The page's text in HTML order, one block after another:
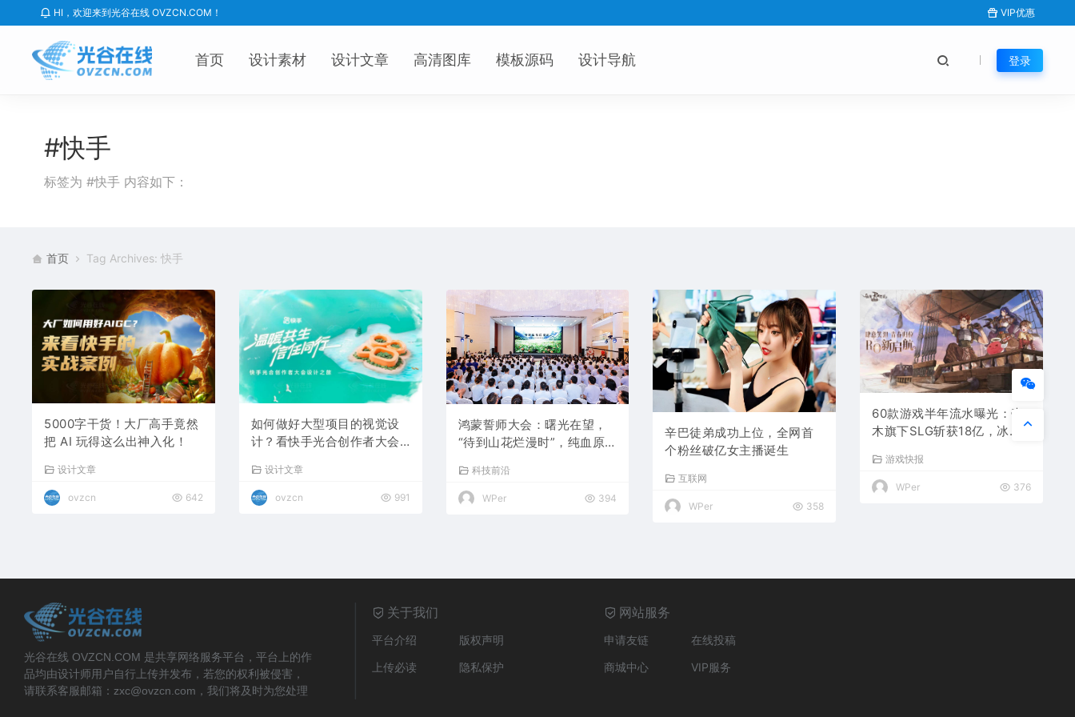
HI，欢迎来到光谷在线 OVZCN.COM！ VIP优惠
首页 设计素材 设计文章 高清图库 模板源码 设计导航 登录
#快手
标签为 #快手 内容如下：
首页 Tag Archives: 快手
5000字干货！大厂高手竟然
把 AI 玩得这么出神入化！
设计文章
ovzcn 642
如何做好大型项目的视觉设
计？看快手光合创作者大会
设计文章
ovzcn 991
鸿蒙誓师大会：曙光在望，
“待到山花烂漫时”，纯血原
科技前沿
WPer 394
辛巴徒弟成功上位，全网首
个粉丝破亿女主播诞生
互联网
WPer 358
60款游戏半年流水曝光：壳
木旗下SLG斩获18亿，冰川
游戏快报
WPer 376
光谷在线 OVZCN.COM 是共享网络服务平台，平台上的作
品均由设计师用户自行上传并发布，若您的权利被侵害，
请联系客服邮箱：zxc@ovzcn.com，我们将及时为您处理
关于我们
平台介绍
版权声明
上传必读
隐私保护
网站服务
申请友链
在线投稿
商城中心
VIP服务